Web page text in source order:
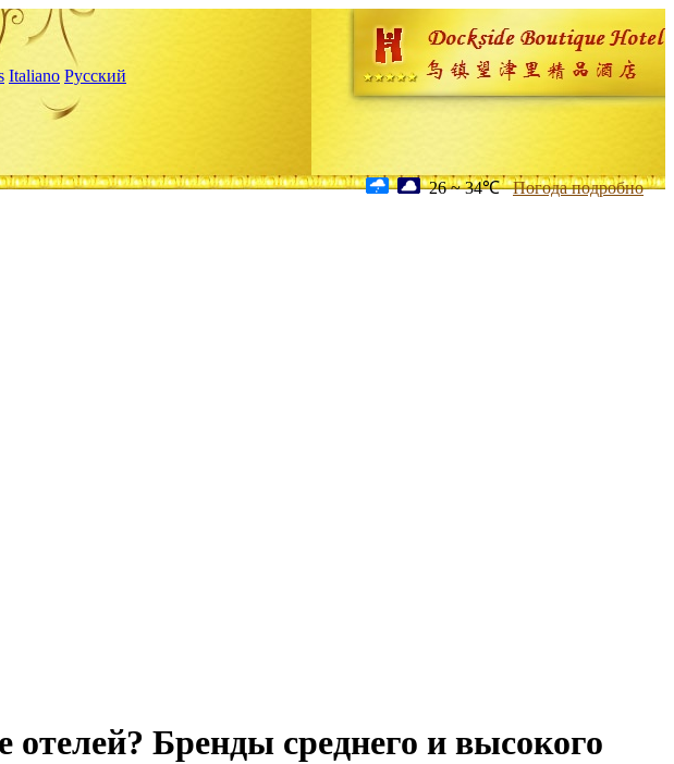
Italiano Русский
26 ~ 34℃ Погода подробно
Бренды среднего и высокого